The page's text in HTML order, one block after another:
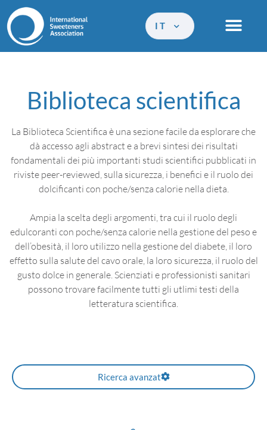
IT
Biblioteca scientifica
La Biblioteca Scientifica è una sezione facile da esplorare che
dà accesso agli abstract e a brevi sintesi dei risultati
fondamentali dei più importanti studi scientifici pubblicati in
riviste peer-reviewed, sulla sicurezza, i benefici e il ruolo dei
dolcificanti con poche/senza calorie nella dieta.
Ampia la scelta degli argomenti, tra cui il ruolo degli
edulcoranti con poche/senza calorie nella gestione del peso e
dell’obesità, il loro utilizzo nella gestione del diabete, il loro
effetto sulla salute del cavo orale, la loro sicurezza, il ruolo del
gusto dolce in generale. Scienziati e professionisti sanitari
possono trovare facilmente tutti gli utlimi testi della
letteratura scientifica.
Ricerca avanzat